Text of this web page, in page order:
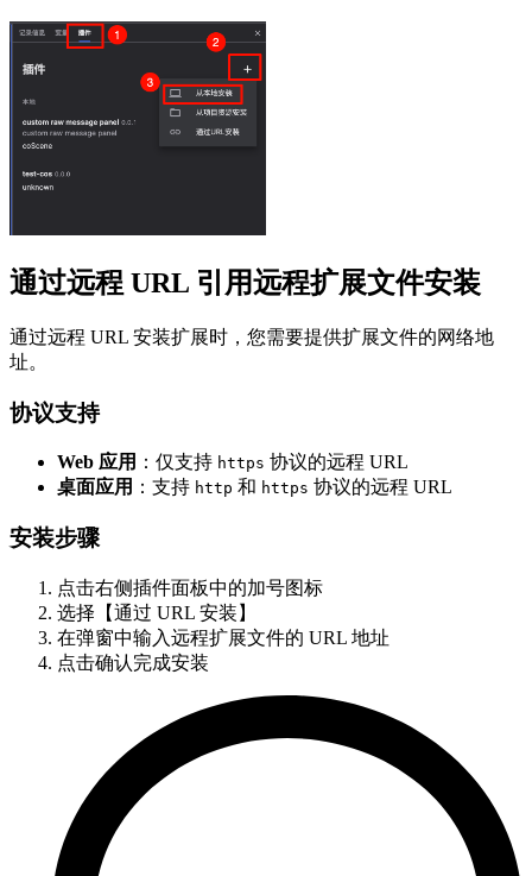
通过远程 URL 引用远程扩展文件安装
通过远程 URL 安装扩展时，您需要提供扩展文件的网络地
址。
协议支持
Web 应用 ：仅支持 https 协议的远程 URL
桌面应用 ：支持 http 和 https 协议的远程 URL
安装步骤
点击右侧插件面板中的加号图标
选择【通过 URL 安装】
在弹窗中输入远程扩展文件的 URL 地址
点击确认完成安装